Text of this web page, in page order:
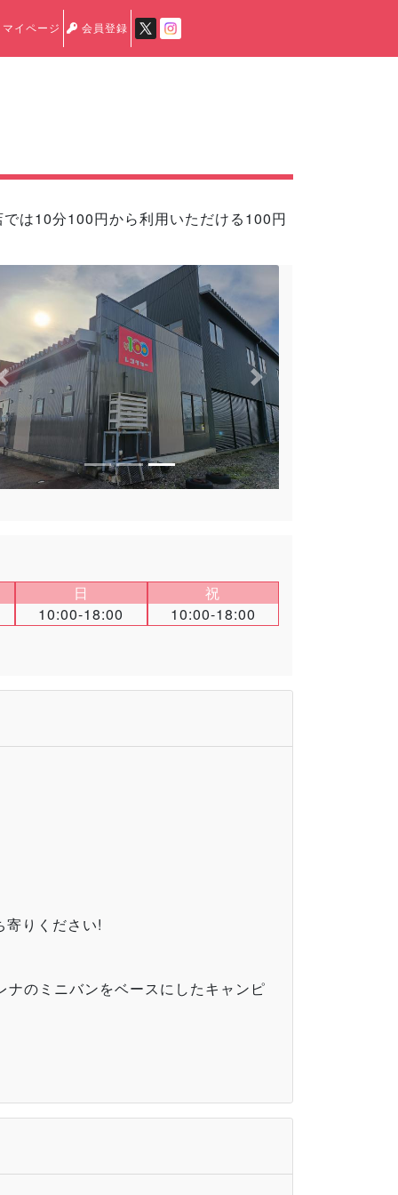
マイページ 会員登録
は10分100円から利用いただける100円
Previous Next
日
10:00-18:00
祝
10:00-18:00
寄りください!
のミニバンをベースにしたキャンピ